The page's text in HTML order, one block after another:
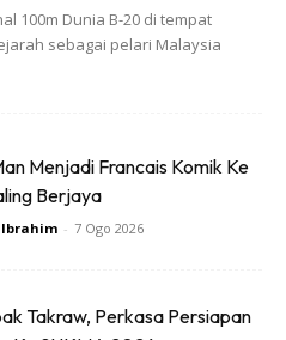
100m Dunia B-20 di tempat
sebagai pelari Malaysia
Menjadi Francais Komik Ke
Berjaya
- 7 Ogo 2026
Takraw, Perkasa Persiapan